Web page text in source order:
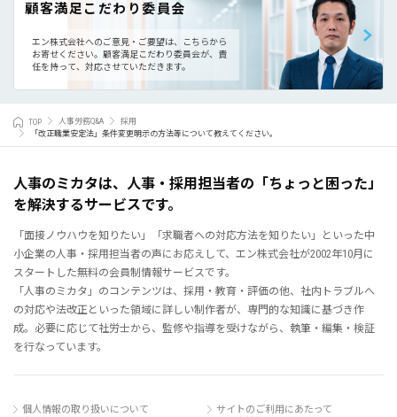
顧客満足こだわり委員会
エン株式会社へのご意見・ご要望は、こちらから
お寄せください。 顧客満足こだわり委員会が、責
任を持って、対応させていただきます。
TOP 人事労務Q&A
採用
「改正職業安定法」条件変更明示の方法等について教えてください。
人事のミカタは、人事・採用担当者の「ちょっと困った」
を解決するサービスです。
「面接ノウハウを知りたい」「求職者への対応方法を知りたい」といった中
小企業の人事・採用担当者の声にお応えして、エン株式会社が2002年10月に
スタートした無料の会員制情報サービスです。
「人事のミカタ」のコンテンツは、採用・教育・評価の他、社内トラブルへ
の対応や法改正といった領域に詳しい制作者が、専門的な知識に基づき作
成。必要に応じて社労士から、監修や指導を受けながら、執筆・編集・検証
を行なっています。
個人情報の取り扱いについて
サイトのご利用にあたって